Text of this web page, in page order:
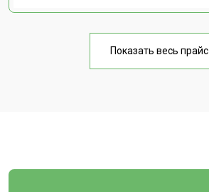
Показать весь прайс